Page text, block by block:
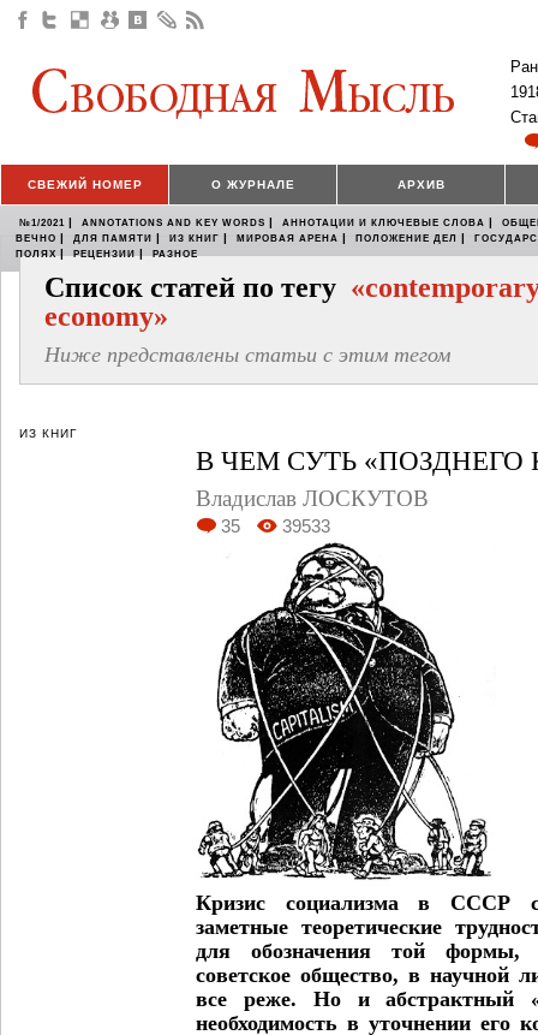
СВЕЖИЙ НОМЕР О ЖУРНАЛЕ АРХИВ
№1/2021 | ANNOTATIONS AND KEY WORDS | АННОТАЦИИ И КЛЮЧЕВЫЕ СЛОВА |
ВЕЧНО | ДЛЯ ПАМЯТИ | ИЗ КНИГ | МИРОВАЯ АРЕНА | ПОЛОЖЕНИЕ ДЕЛ |
ПОЛЯХ | РЕЦЕНЗИИ | РАЗНОЕ
Список статей по тегу
economy»
Ниже представлены статьи с этим тегом
ИЗ КНИГ
В ЧЕМ СУТЬ
Владислав ЛОСКУТОВ
35 39533
Кризис социализма в СССР
заметные теоретические
для обозначения той формы,
советское общество, в научной
все реже. Но и абстрактный
необходимость в уточнении его